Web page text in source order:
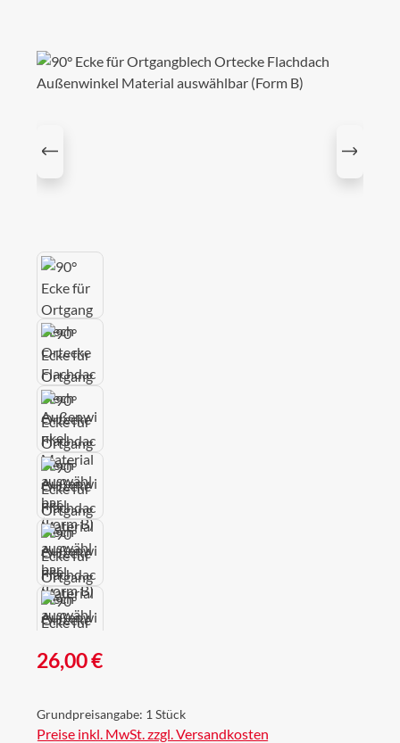
Bildergalerie überspringen
Regulärer Preis:
26,00 €
Grundpreisangabe: 1 Stück
Preise inkl. MwSt. zzgl. Versandkosten